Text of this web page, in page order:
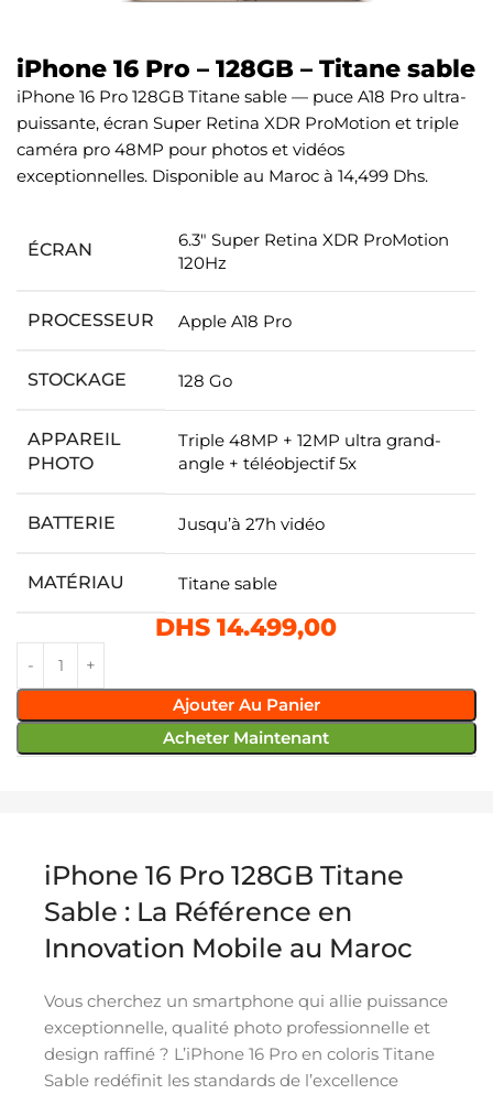
iPhone 16 Pro – 128GB – Titane sable
iPhone 16 Pro 128GB Titane sable — puce A18 Pro ultra-
puissante, écran Super Retina XDR ProMotion et triple
caméra pro 48MP pour photos et vidéos
exceptionnelles. Disponible au Maroc à 14,499 Dhs.
ÉCRAN
6.3″ Super Retina XDR ProMotion
120Hz
PROCESSEUR Apple A18 Pro
STOCKAGE 128 Go
APPAREIL
PHOTO
Triple 48MP + 12MP ultra grand-
angle + téléobjectif 5x
BATTERIE Jusqu’à 27h vidéo
MATÉRIAU Titane sable
DHS 14.499,00
Ajouter Au Panier
Acheter Maintenant
iPhone 16 Pro 128GB Titane
Sable : La Référence en
Innovation Mobile au Maroc
Vous cherchez un smartphone qui allie puissance
exceptionnelle, qualité photo professionnelle et
design raffiné ? L’iPhone 16 Pro en coloris Titane
Sable redéfinit les standards de l’excellence